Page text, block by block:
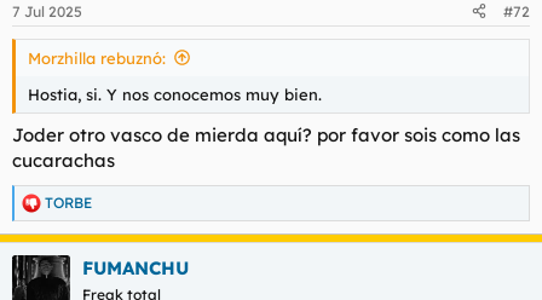
e
s
7 Jul 2025 #72
Morzhilla rebuznó:
Hostia, si. Y nos conocemos muy bien.
Joder otro vasco de mierda aquí? por favor sois como las
cucarachas
R
e
a
c
c
TORBE
FUMANCHU
Freak total